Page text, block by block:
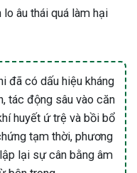
lo âu thái quá làm hại
đã có dấu hiệu kháng
tác động sâu vào căn
huyết ứ trệ và bồi bổ
tạm thời, phương
lại sự cân bằng âm